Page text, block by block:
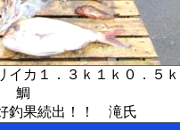
カ１．３ｋ１ｋ０．５
鯛
釣果続出！！ 滝氏